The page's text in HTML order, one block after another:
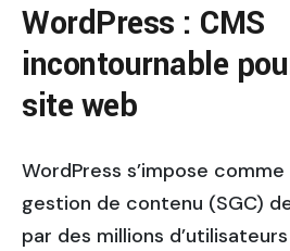
WordPress : CMS
incontournable
site web
WordPress s’impose
gestion de contenu (SGC)
par des millions